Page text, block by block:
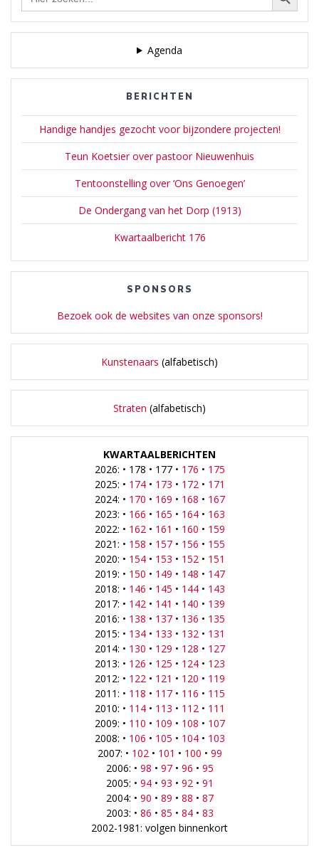
Agenda
BERICHTEN
Handige handjes gezocht voor bijzondere projecten!
Teun Koetsier over pastoor Nieuwenhuis
Tentoonstelling over ‘Ons Genoegen’
De Ondergang van het Dorp (1913)
Kwartaalbericht 176
SPONSORS
Bezoek ook de websites van onze sponsors!
Kunstenaars (alfabetisch)
Straten (alfabetisch)
KWARTAALBERICHTEN
2026: • 178 • 177 • 176 • 175
2025: • 174• 173 • 172 • 171
2024: • 170 • 169 • 168 • 167
2023: • 166 • 165 • 164• 163
2022: • 162 • 161 • 160 • 159
2021: • 158 • 157• 156 • 155
2020: • 154• 153 • 152 • 151
2019: • 150 • 149 • 148 • 147
2018: • 146 • 145 • 144• 143
2017: • 142 • 141 • 140 • 139
2016: • 138 • 137• 136 • 135
2015: • 134• 133 • 132 • 131
2014: • 130 • 129 • 128 • 127
2013: • 126 • 125 • 124• 123
2012: • 122 • 121 • 120 • 119
2011: • 118 • 117• 116 • 115
2010: • 114• 113 • 112 • 111
2009: • 110 • 109 • 108 • 107
2008: • 106 • 105 • 104• 103
2007: • 102 • 101 • 100 • 99
2006: • 98 • 97• 96 • 95
2005: • 94• 93 • 92 • 91
2004: • 90 • 89 • 88 • 87
2003: • 86 • 85 • 84• 83
2002-1981: volgen binnenkort